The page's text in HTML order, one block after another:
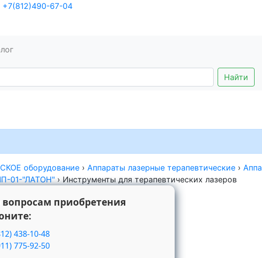
+7(812)490-67-04
Найти
оборудование › Аппараты лазерные терапевтические ›
01-"ЛАТОН" ›Инструменты для терапевтических лазеров
вопросам приобретения
438-10-48
775-92-50